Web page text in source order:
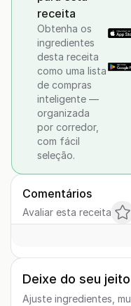
receita
Obtenha os
ingredientes
desta receita
como uma lista
de compras
inteligente —
organizada
por corredor,
com fácil
seleção.
Comentários
Avaliar esta receita
Deixe do seu jeito
Ajuste ingredientes,